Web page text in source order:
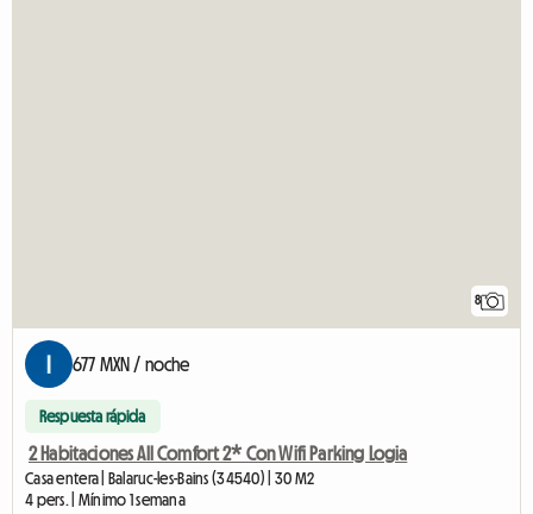
8
677 MXN / noche
Respuesta rápida
2 Habitaciones All Comfort 2* Con Wifi Parking Logia
Casa entera | Balaruc-les-Bains (34540) | 30 M2
4 pers. | Mínimo 1 semana